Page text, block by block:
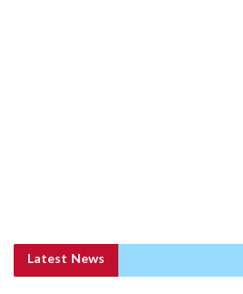
Latest News